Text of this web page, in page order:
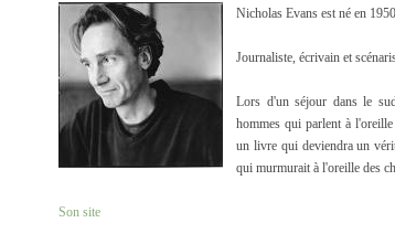
Nicholas Evans est né en
Journaliste, écrivain et
Lors d'un séjour dans le
hommes qui parlent à
un livre qui deviendra un
qui murmurait à l'oreille des
Son site